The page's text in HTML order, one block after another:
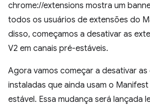
chrome://extensions mostra um
todos os usuários de extensões do
disso, começamos a desativar as
V2 em canais pré-estáveis.
Agora vamos começar a desativar as
instaladas que ainda usam o
estável. Essa mudança será lançada